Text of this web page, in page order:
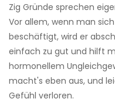
Zig Gründe sprechen
Vor allem, wenn man
beschäftigt, wird er
einfach zu gut und hilft
hormonellem
macht's eben aus, und
Gefühl verloren.